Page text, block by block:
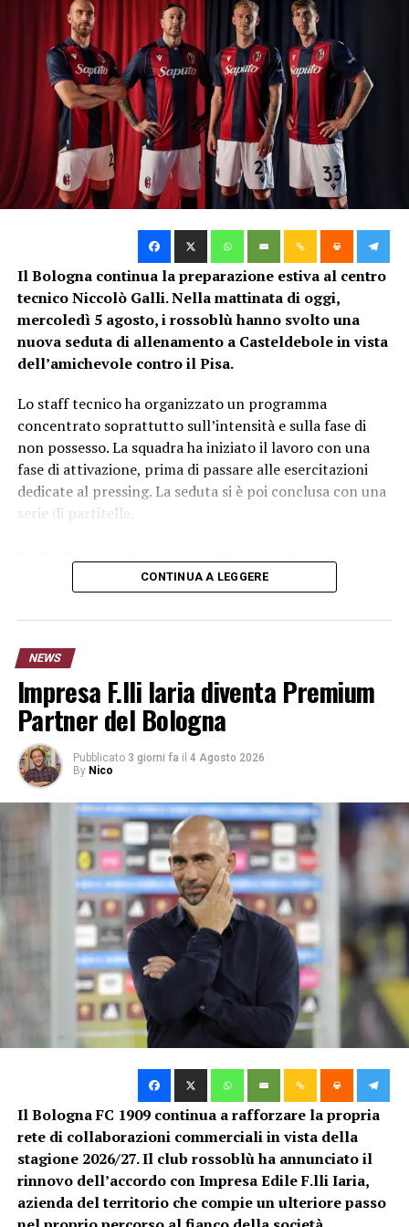
Segui le notizie su Telegram!
ATALANTA BOLOGNA MIRANDA
SUCCESSIVO
Bologna-Inter, accrediti stampa: cose da sapere
DA NON PERDERE
Orsolini: “Contento per il gol, 6 punti in due trasferte
difficili”
Il Bologna continua la preparazione estiva al centro
tecnico Niccolò Galli. Nella mattinata di oggi,
mercoledì 5 agosto, i rossoblù hanno svolto una
nuova seduta di allenamento a Casteldebole in vista
dell’amichevole contro il Pisa.
Lo staff tecnico ha organizzato un programma
concentrato soprattutto sull’intensità e sulla fase di
non possesso. La squadra ha iniziato il lavoro con una
fase di attivazione, prima di passare alle esercitazioni
dedicate al pressing. La seduta si è poi conclusa con una
serie di partitelle.
Il Bologna lavora sul pressing
L’allenamento del Bologna ha permesso al gruppo di
concentrarsi sui movimenti collettivi e sulla pressione
questa fase della preparazione, durante la quale la
squadra deve ritrovare condizione atletica, distanze e
sincronismi.
Le partitelle finali hanno aumentato il ritmo della
seduta e consentito allo staff di verificare la risposta dei
giocatori dopo il lavoro svolto nelle ultime settimane.
L’obiettivo resta quello di arrivare nelle migliori
condizioni possibili ai prossimi appuntamenti della
preseason.
Il test contro il Pisa rappresenterà un’altra occasione
utile per valutare i progressi del gruppo rossoblù. Il
risultato avrà un’importanza relativa, mentre
conteranno soprattutto la crescita fisica e
l’assimilazione delle indicazioni tattiche.
Holm, Lucumí e Heggem con i
Dall’allenamento di Casteldebole sono arrivate
indicazioni positive anche per quanto riguarda alcuni
giocatori. Emil Holm, Jhon Lucumí e Torbjørn Heggem
hanno lavorato insieme ai compagni.
La loro presenza nel gruppo rappresenta una buona
CONTINUA A LEGGERE
NEWS
Impresa F.lli Iaria diventa Premium
Partner del Bologna
Pubblicato 3 giorni fa il 4 Agosto 2026
By Nico
Il Bologna FC 1909 continua a rafforzare la propria
rete di collaborazioni commerciali in vista della
stagione 2026/27. Il club rossoblù ha annunciato il
rinnovo dell’accordo con Impresa Edile F.lli Iaria,
azienda del territorio che compie un ulteriore passo